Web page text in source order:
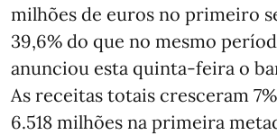
milhões de euros no primeiro
39,6% do que no mesmo
anunciou esta quinta-feira o
As receitas totais cresceram
6.518 milhões na primeira